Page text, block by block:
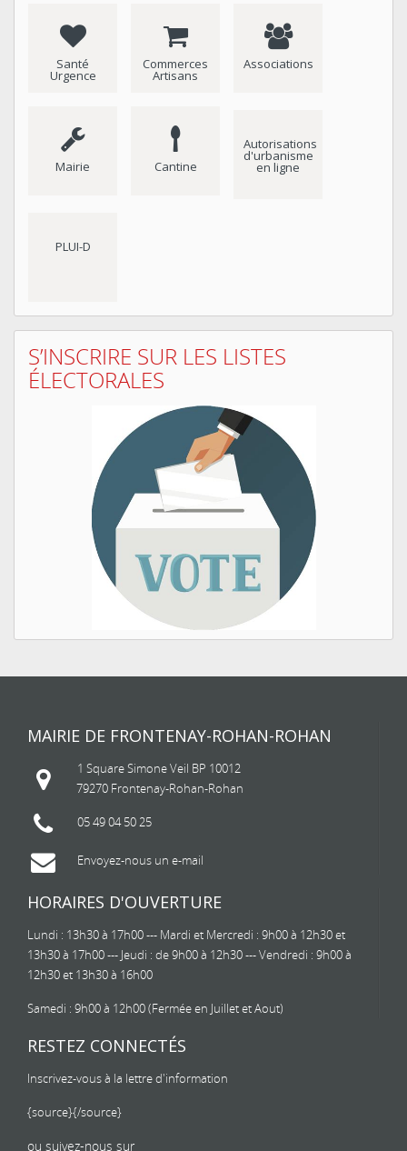
Santé
Urgence
Commerces
Artisans
Associations
Mairie Cantine
Autorisations
d'urbanisme
en ligne
PLUI-D
S’INSCRIRE SUR LES LISTES
ÉLECTORALES
MAIRIE DE FRONTENAY-ROHAN-ROHAN
1 Square Simone Veil BP 10012
79270 Frontenay-Rohan-Rohan
05 49 04 50 25
Envoyez-nous un e-mail
HORAIRES D'OUVERTURE
Lundi : 13h30 à 17h00 --- Mardi et Mercredi : 9h00 à 12h30 et
13h30 à 17h00 --- Jeudi : de 9h00 à 12h30 --- Vendredi : 9h00 à
12h30 et 13h30 à 16h00
Samedi : 9h00 à 12h00 (Fermée en Juillet et Aout)
RESTEZ CONNECTÉS
Inscrivez-vous à la lettre d'information
{source}{/source}
ou suivez-nous sur